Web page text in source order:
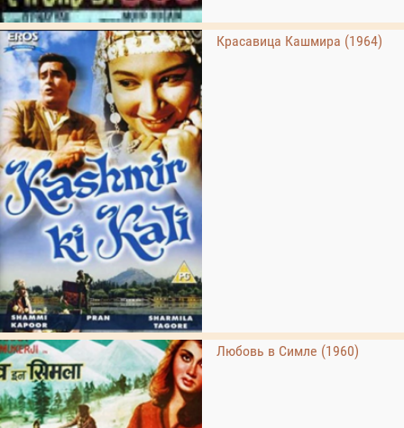
Красавица Кашмира (1964)
Любовь в Симле (1960)